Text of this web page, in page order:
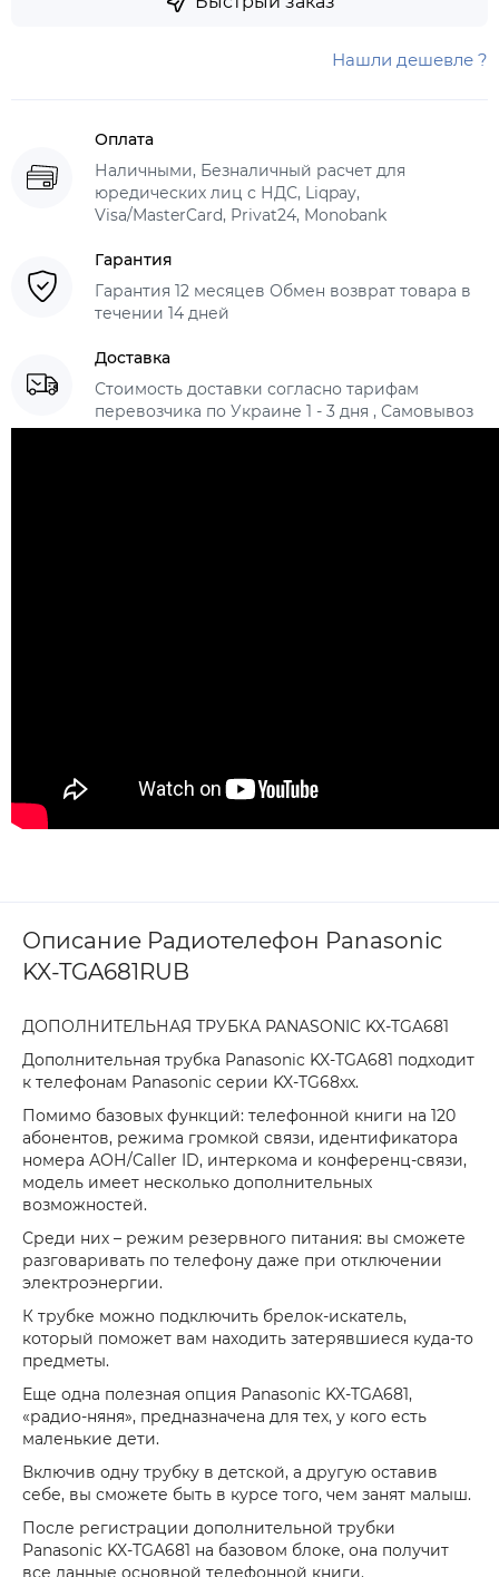
Нашли дешевле ?
Оплата
Наличными, Безналичный расчет для
юредических лиц с НДС, Liqpay,
Visa/MasterCard, Privat24, Monobank
Гарантия
Гарантия 12 месяцев Обмен возврат товара в
течении 14 дней
Доставка
Стоимость доставки согласно тарифам
перевозчика по Украине 1 - 3 дня , Самовывоз
Описание Радиотелефон Panasonic
KX-TGA681RUB
ДОПОЛНИТЕЛЬНАЯ ТРУБКА PANASONIC KX-TGA681
Дополнительная трубка Panasonic KX-TGA681 подходит
к телефонам Panasonic серии KX-TG68xx.
Помимо базовых функций: телефонной книги на 120
абонентов, режима громкой связи, идентификатора
номера АОН/Caller ID, интеркома и конференц-связи,
модель имеет несколько дополнительных
возможностей.
Среди них – режим резервного питания: вы сможете
разговаривать по телефону даже при отключении
электроэнергии.
К трубке можно подключить брелок-искатель,
который поможет вам находить затерявшиеся куда-то
предметы.
Еще одна полезная опция Panasonic KX-TGA681,
«радио-няня», предназначена для тех, у кого есть
маленькие дети.
Включив одну трубку в детской, а другую оставив
себе, вы сможете быть в курсе того, чем занят малыш.
После регистрации дополнительной трубки
Panasonic KX-TGA681 на базовом блоке, она получит
все данные основной телефонной книги.